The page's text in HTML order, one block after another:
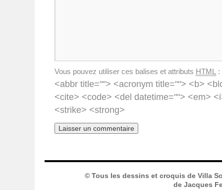
Vous pouvez utiliser ces balises et attributs HTML :
<abbr title=""> <acronym title=""> <b>
<cite> <code> <del datetime=""> <em>
<strike> <strong>
© Tous les dessins et croquis de Villa
de Jacques